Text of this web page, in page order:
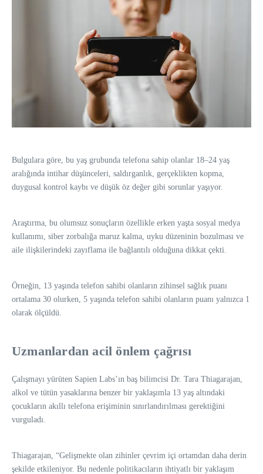
Bulgulara göre, bu yaş grubunda telefona sahip olanlar 18–24 yaş
aralığında intihar düşünceleri, saldırganlık, gerçeklikten kopma,
duygusal kontrol kaybı ve düşük öz değer gibi sorunlar yaşıyor.
Araştırma, bu olumsuz sonuçların özellikle erken yaşta sosyal medya
kullanımı, siber zorbalığa maruz kalma, uyku düzeninin bozulması ve
aile ilişkilerindeki zayıflama ile bağlantılı olduğuna dikkat çekti.
Örneğin, 13 yaşında telefon sahibi olanların zihinsel sağlık puanı
ortalama 30 olurken, 5 yaşında telefon sahibi olanların puanı yalnızca 1
olarak ölçüldü.
Uzmanlardan acil önlem çağrısı
Çalışmayı yürüten Sapien Labs’ın baş bilimcisi Dr. Tara Thiagarajan,
alkol ve tütün yasaklarına benzer bir yaklaşımla 13 yaş altındaki
çocukların akıllı telefona erişiminin sınırlandırılması gerektiğini
vurguladı.
Thiagarajan, “Gelişmekte olan zihinler çevrim içi ortamdan daha derin
şekilde etkileniyor. Bu nedenle politikacıların ihtiyatlı bir yaklaşım